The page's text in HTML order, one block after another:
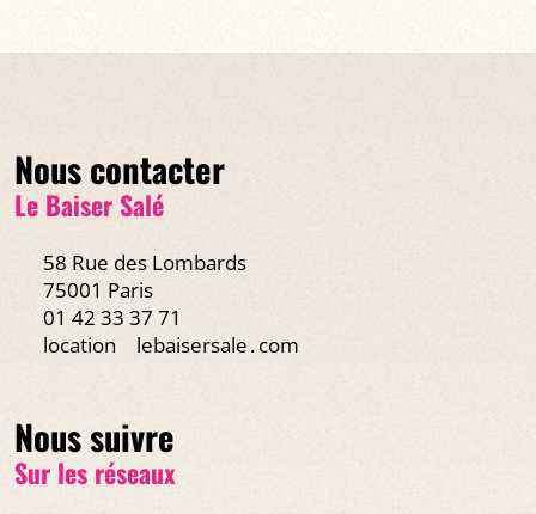
Nous contacter
Le Baiser Salé
58 Rue des Lombards
75001 Paris
01 42 33 37 71
location
lebaisersale․com
Nous suivre
Sur les réseaux